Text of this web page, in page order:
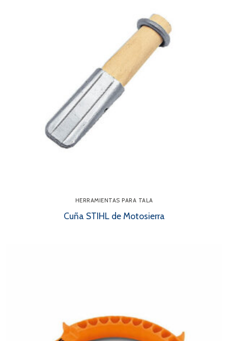
HERRAMIENTAS PARA TALA
Cuña STIHL de Motosierra